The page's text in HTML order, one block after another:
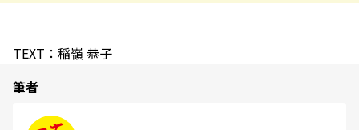
TEXT：稲嶺 恭子
筆者